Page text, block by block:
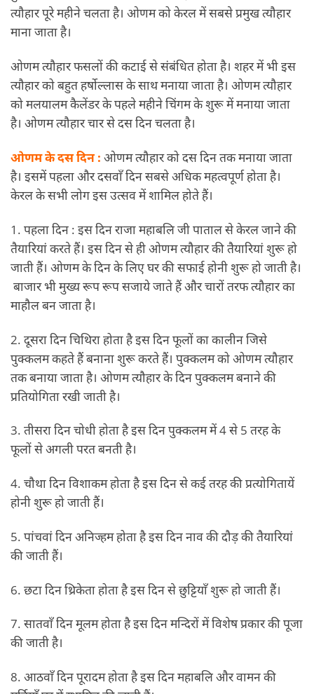
त्यौहार पूरे महीने चलता है। ओणम को केरल में सबसे प्रमुख त्यौहार
माना जाता है।
ओणम त्यौहार फसलों की कटाई से संबंधित होता है। शहर में भी इस
त्यौहार को बहुत हर्षोल्लास के साथ मनाया जाता है। ओणम त्यौहार
को मलयालम कैलेंडर के पहले महीने चिंगम के शुरू में मनाया जाता
है। ओणम त्यौहार चार से दस दिन चलता है।
ओणम के दस दिन : ओणम त्यौहार को दस दिन तक मनाया जाता
है। इसमें पहला और दसवाँ दिन सबसे अधिक महत्वपूर्ण होता है।
केरल के सभी लोग इस उत्सव में शामिल होते हैं।
1. पहला दिन : इस दिन राजा महाबलि जी पाताल से केरल जाने की
तैयारियां करते हैं। इस दिन से ही ओणम त्यौहार की तैयारियां शुरू हो
जाती हैं। ओणम के दिन के लिए घर की सफाई होनी शुरू हो जाती है।
बाजार भी मुख्य रूप रूप सजाये जाते हैं और चारों तरफ त्यौहार का
माहौल बन जाता है।
2. दूसरा दिन चिथिरा होता है इस दिन फूलों का कालीन जिसे
पुक्कलम कहते हैं बनाना शुरू करते हैं। पुक्कलम को ओणम त्यौहार
तक बनाया जाता है। ओणम त्यौहार के दिन पुक्कलम बनाने की
प्रतियोगिता रखी जाती है।
3. तीसरा दिन चोधी होता है इस दिन पुक्कलम में 4 से 5 तरह के
फूलों से अगली परत बनती है।
4. चौथा दिन विशाकम होता है इस दिन से कई तरह की प्रत्योगितायें
होनी शुरू हो जाती हैं।
5. पांचवां दिन अनिज्हम होता है इस दिन नाव की दौड़ की तैयारियां
की जाती हैं।
6. छटा दिन थ्रिकेता होता है इस दिन से छुट्टियाँ शुरू हो जाती हैं।
7. सातवाँ दिन मूलम होता है इस दिन मन्दिरों में विशेष प्रकार की पूजा
की जाती है।
8. आठवाँ दिन पूरादम होता है इस दिन महाबलि और वामन की